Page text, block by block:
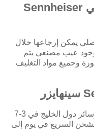
سياسة الإرجاع والاستبدال في Sennheiser
يمكن إرجاعها خلال
وجود عيب مصنعي يتم
وجميع مواد التغليف
تصل الطلبات إلى السعودية والإمارات وسائر دول الخليج في 3-7
السريع في يوم إلى